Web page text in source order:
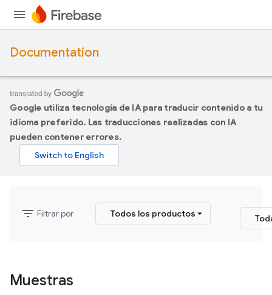
Documentation
Google utiliza tecnología de IA para traducir contenido a tu
idioma preferido. Las traducciones realizadas con IA
pueden contener errores.
filter_list Filtrar por Todos los productos
Muestras